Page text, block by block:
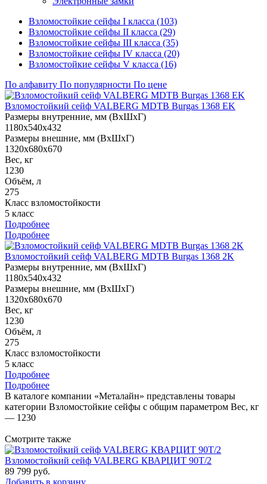
Взломостойкие сейфы I класса (103)
Взломостойкие сейфы II класса (29)
Взломостойкие сейфы III класса (35)
Взломостойкие сейфы IV класса (20)
Взломостойкие сейфы V класса (16)
По алфавиту По популярности По цене
Взломостойкий сейф VALBERG MDTB Burgas 1368 EK
Размеры внутренние, мм (ВхШхГ)
1180x540x432
Размеры внешние, мм (ВхШхГ)
1320x680x670
Вес, кг
1230
Объём, л
275
Класс взломостойкости
5 класс
Подробнее
Подробнее
Взломостойкий сейф VALBERG MDTB Burgas 1368 2K
Размеры внутренние, мм (ВхШхГ)
1180x540x432
Размеры внешние, мм (ВхШхГ)
1320x680x670
Вес, кг
1230
Объём, л
275
Класс взломостойкости
5 класс
Подробнее
Подробнее
В каталоге компании «Металайн» представлены товары
категории Взломостойкие сейфы с общим параметром Вес, кг
— 1230
Смотрите также
Взломостойкий сейф VALBERG КВАРЦИТ 90Т/2
89 799 руб.
Добавить в корзину